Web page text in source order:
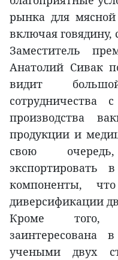
рынка для
включая
Заместитель
Анатолий Сивак
видит
сотрудничества
производства
продукции и
свою
экспортировать
компоненты, что
диверсификации
Кроме того,
заинтересована
учеными двух